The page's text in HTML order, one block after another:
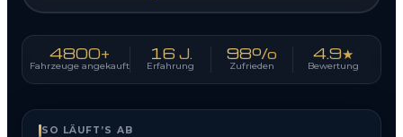
4800+
Fahrzeuge angekauft
16 J.
Erfahrung
98%
Zufrieden
4.9★
Bewertung
SO LÄUFT’S AB